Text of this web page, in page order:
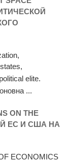
elite.
...
ON THE
ЕС И США НА
ECONOMICS